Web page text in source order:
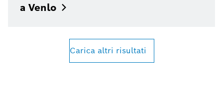
a Venlo
Carica altri risultati